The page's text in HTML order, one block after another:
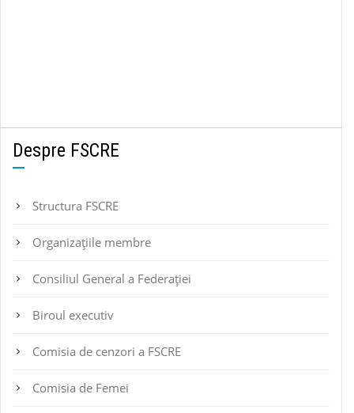
Despre FSCRE
Structura FSCRE
Organizațiile membre
Consiliul General a Federației
Biroul executiv
Comisia de cenzori a FSCRE
Comisia de Femei